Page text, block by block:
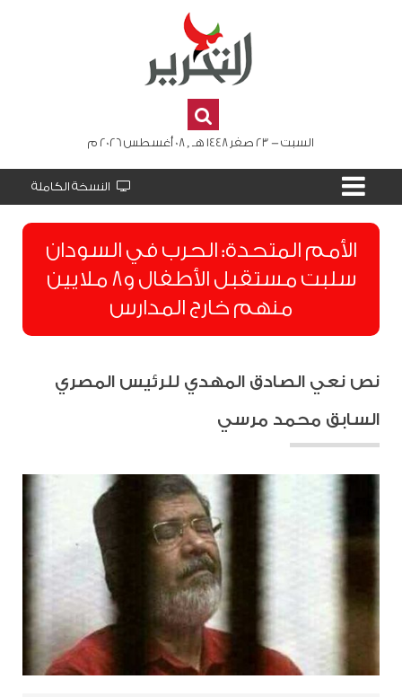
السبت - 23 صفر 1448 هـ , 08 أغسطس 2026 م
النسخة الكاملة
الأمم المتحدة: الحرب في السودان
سلبت مستقبل الأطفال و8 ملايين
منهم خارج المدارس
نص نعي الصادق المهدي للرئيس المصري
السابق محمد مرسي